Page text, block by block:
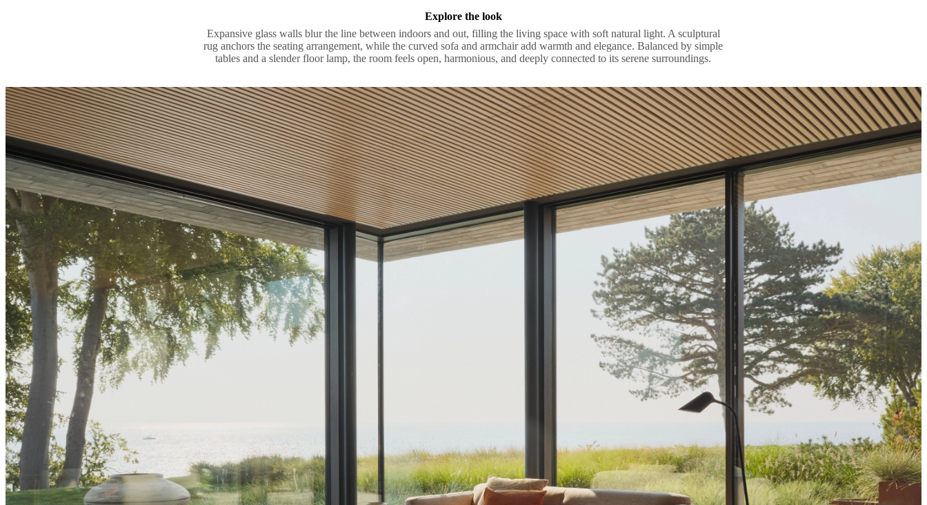
Explore the look
Expansive glass walls blur the line between indoors and out, filling the living space with soft natural light. A sculptural
rug anchors the seating arrangement, while the curved sofa and armchair add warmth and elegance. Balanced by simple
tables and a slender floor lamp, the room feels open, harmonious, and deeply connected to its serene surroundings.